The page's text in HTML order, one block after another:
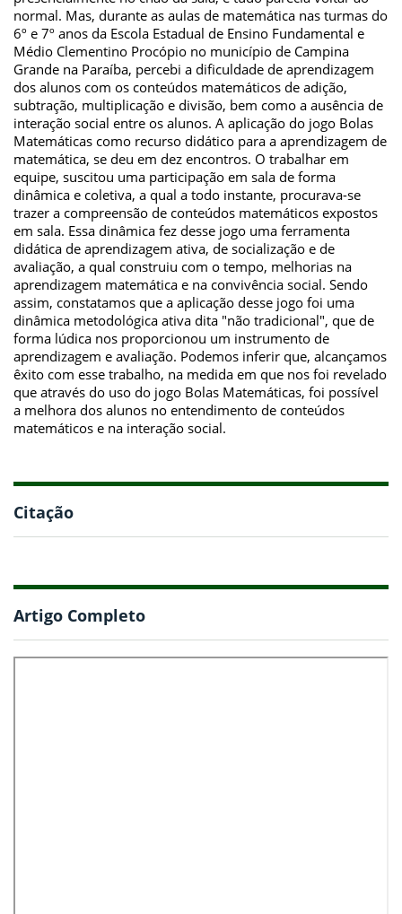
normal. Mas, durante as aulas de matemática nas turmas do
6º e 7º anos da Escola Estadual de Ensino Fundamental e
Médio Clementino Procópio no município de Campina
Grande na Paraíba, percebi a dificuldade de aprendizagem
dos alunos com os conteúdos matemáticos de adição,
subtração, multiplicação e divisão, bem como a ausência de
interação social entre os alunos. A aplicação do jogo Bolas
Matemáticas como recurso didático para a aprendizagem de
matemática, se deu em dez encontros. O trabalhar em
equipe, suscitou uma participação em sala de forma
dinâmica e coletiva, a qual a todo instante, procurava-se
trazer a compreensão de conteúdos matemáticos expostos
em sala. Essa dinâmica fez desse jogo uma ferramenta
didática de aprendizagem ativa, de socialização e de
avaliação, a qual construiu com o tempo, melhorias na
aprendizagem matemática e na convivência social. Sendo
assim, constatamos que a aplicação desse jogo foi uma
dinâmica metodológica ativa dita "não tradicional", que de
forma lúdica nos proporcionou um instrumento de
aprendizagem e avaliação. Podemos inferir que, alcançamos
êxito com esse trabalho, na medida em que nos foi revelado
que através do uso do jogo Bolas Matemáticas, foi possível
a melhora dos alunos no entendimento de conteúdos
matemáticos e na interação social.
Citação
Artigo Completo